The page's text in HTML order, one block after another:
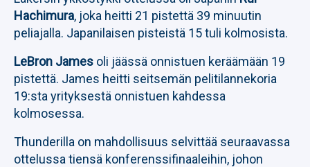
Hachimura, joka heitti 21 pistettä 39 minuutin
peliajalla. Japanilaisen pisteistä 15 tuli kolmosista.
LeBron James oli jäässä onnistuen keräämään 19
pistettä. James heitti seitsemän pelitilannekoria
19:sta yrityksestä onnistuen kahdessa
kolmosessa.
Thunderilla on mahdollisuus selvittää seuraavassa
ottelussa tiensä konferenssifinaaleihin, johon